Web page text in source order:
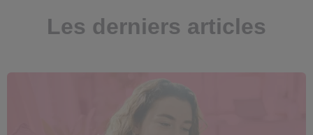
Les derniers articles